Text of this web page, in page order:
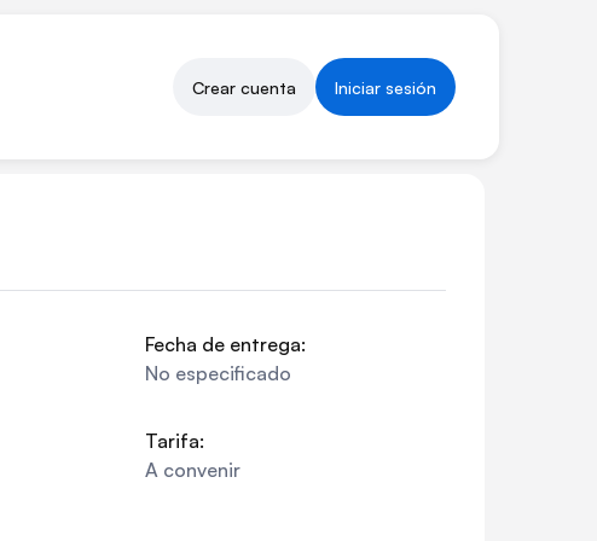
Crear cuenta Iniciar sesión
Fecha de entrega:
No especificado
Tarifa:
A convenir